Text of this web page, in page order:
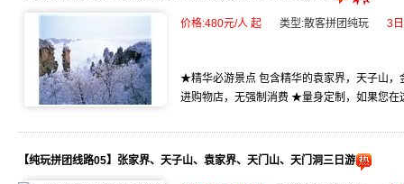
价格:480元/人 起 类型:散客拼团纯玩 3
★精华必游景点 包含精华的袁家界，天子山
进购物店，无强制消费 ★量身定制，如果您在
【纯玩拼团线路05】张家界、天子山、袁家界、天门山、天门洞三日游